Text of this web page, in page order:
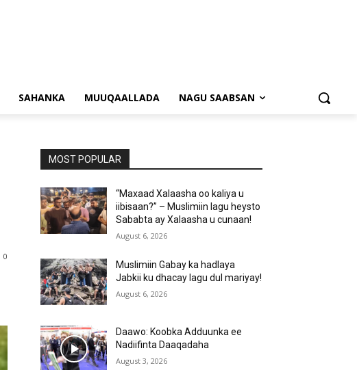
SAHANKA MUUQAALLADA NAGU SAABSAN
0
MOST POPULAR
“Maxaad Xalaasha oo kaliya u
iibisaan?” – Muslimiin lagu heysto
Sababta ay Xalaasha u cunaan!
August 6, 2026
Muslimiin Gabay ka hadlaya
Jabkii ku dhacay lagu dul mariyay!
August 6, 2026
Daawo: Koobka Adduunka ee
Nadiifinta Daaqadaha
August 3, 2026